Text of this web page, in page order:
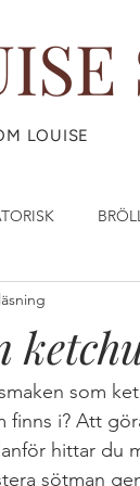
LOUISE
IT YOURSELF
FRUKOST
WEDNESDAY
som
finns i? Att
hittar du
sötman